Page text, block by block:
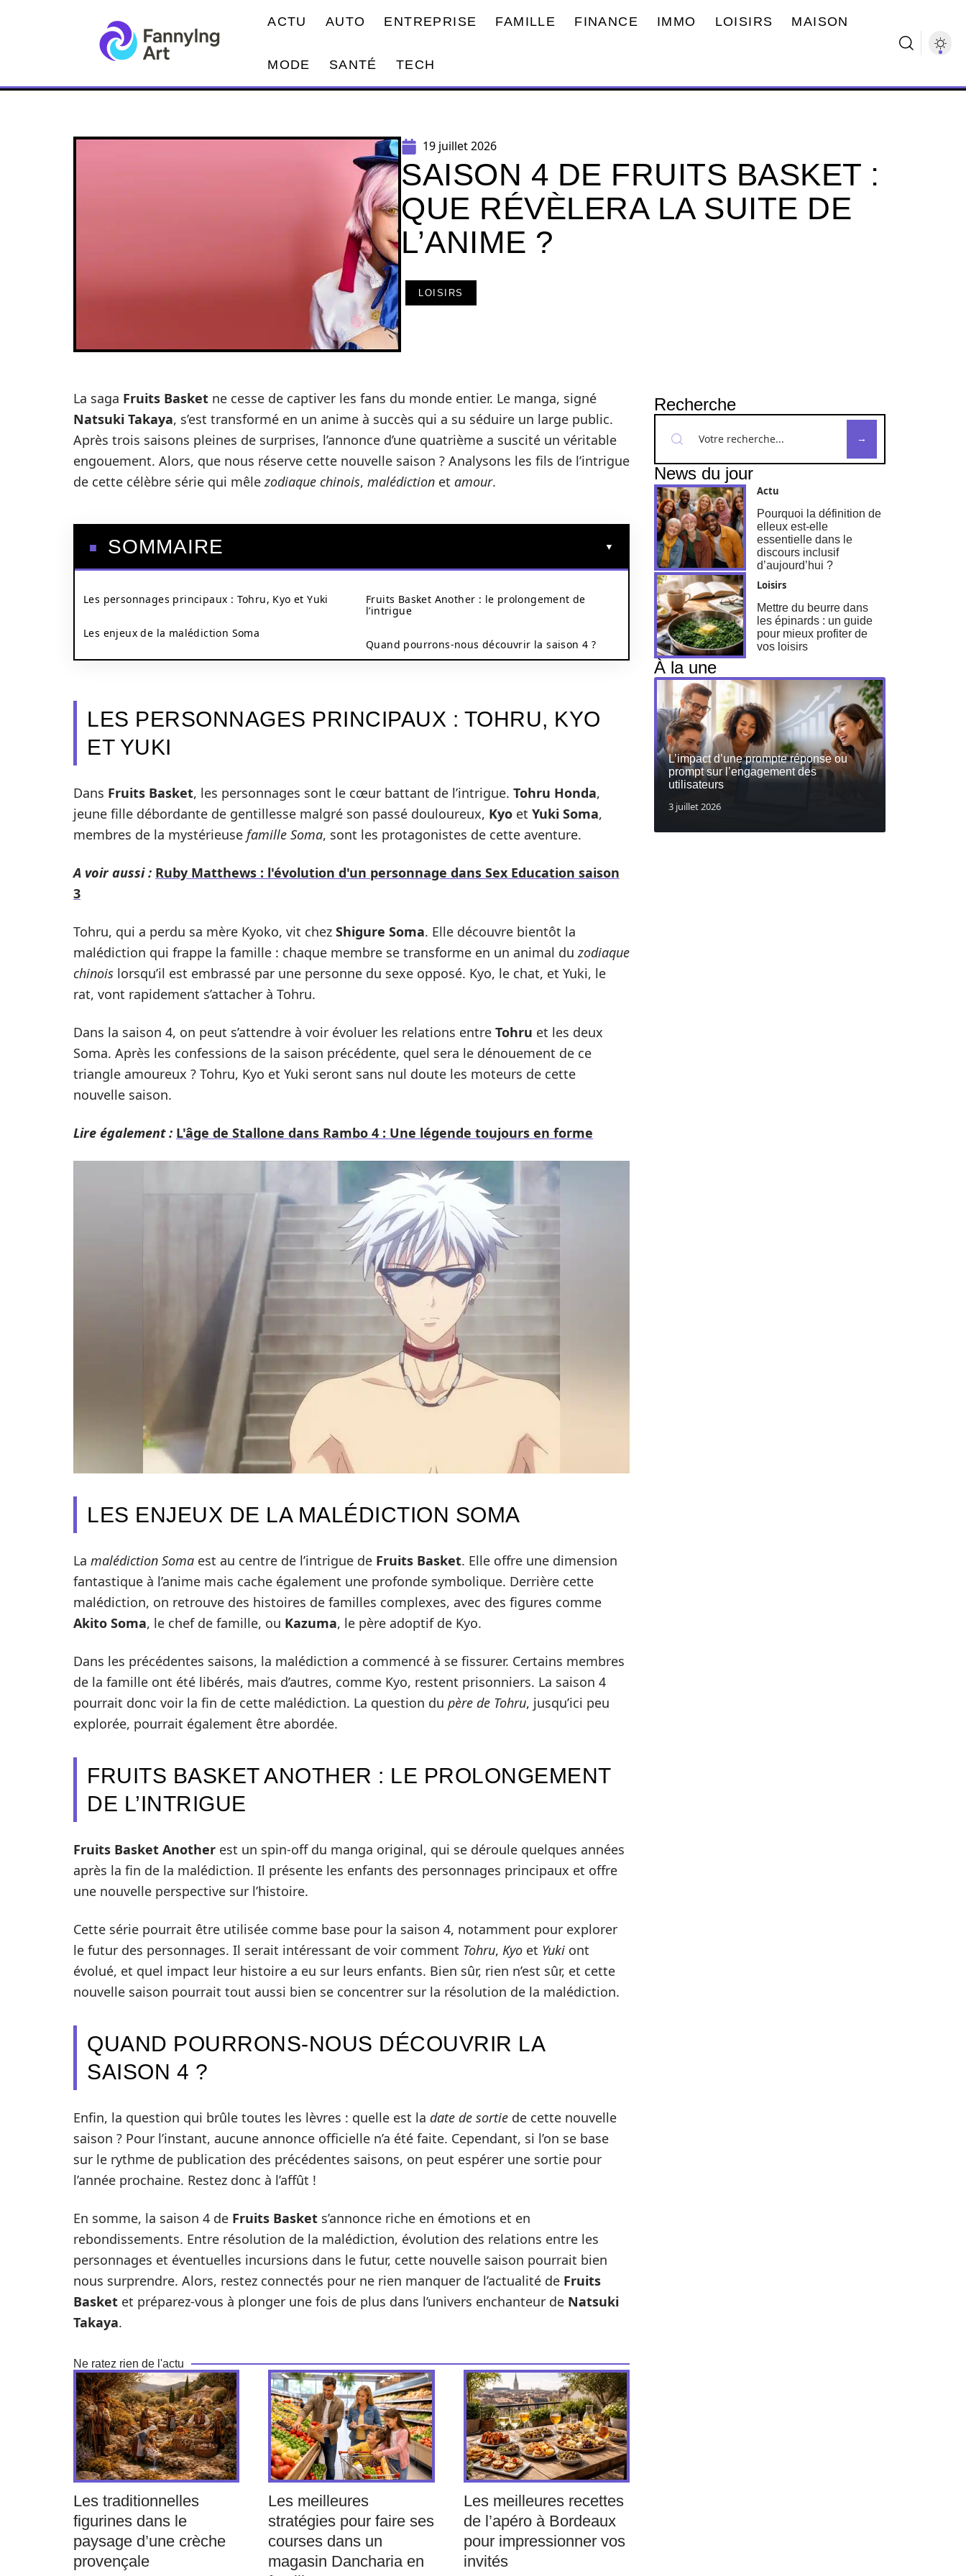
ACTU AUTO ENTREPRISE FAMILLE FINANCE IMMO LOISIRS MAISON
MODE SANTÉ TECH
19 juillet 2026
SAISON 4 DE FRUITS BASKET :
QUE RÉVÈLERA LA SUITE DE
L’ANIME ?
LOISIRS
La saga Fruits Basket ne cesse de captiver les fans du monde entier. Le manga, signé
Natsuki Takaya, s’est transformé en un anime à succès qui a su séduire un large public.
Après trois saisons pleines de surprises, l’annonce d’une quatrième a suscité un véritable
engouement. Alors, que nous réserve cette nouvelle saison ? Analysons les fils de l’intrigue
de cette célèbre série qui mêlezodiaque chinois, malédiction et amour.
SOMMAIRE
Les personnages principaux : Tohru, Kyo et Yuki
Les enjeux de la malédiction Soma
Fruits Basket Another : le prolongement de
l’intrigue
Quand pourrons-nous découvrir la saison 4 ?
LES PERSONNAGES PRINCIPAUX : TOHRU, KYO
ET YUKI
Dans Fruits Basket, les personnages sont le cœur battant de l’intrigue. Tohru Honda,
jeune fille débordante de gentillesse malgré son passé douloureux, Kyo et Yuki Soma,
membres de la mystérieuse famille Soma, sont les protagonistes de cette aventure.
A voir aussi : Ruby Matthews : l'évolution d'un personnage dans Sex Education saison
3
Tohru, qui a perdu sa mère Kyoko, vit chez Shigure Soma. Elle découvre bientôt la
malédiction qui frappe la famille : chaque membre se transforme en un animal duzodiaque
chinois lorsqu’il est embrassé par une personne du sexe opposé. Kyo, le chat, et Yuki, le
rat, vont rapidement s’attacher à Tohru.
Dans la saison 4, on peut s’attendre à voir évoluer les relations entre Tohru et les deux
Soma. Après les confessions de la saison précédente, quel sera le dénouement de ce
triangle amoureux ? Tohru, Kyo et Yuki seront sans nul doute les moteurs de cette
nouvelle saison.
Lire également : L'âge de Stallone dans Rambo 4 : Une légende toujours en forme
LES ENJEUX DE LA MALÉDICTION SOMA
La malédiction Soma est au centre de l’intrigue de Fruits Basket. Elle offre une dimension
fantastique à l’anime mais cache également une profonde symbolique. Derrière cette
malédiction, on retrouve des histoires de familles complexes, avec des figures comme
Akito Soma, le chef de famille, ou Kazuma, le père adoptif de Kyo.
Dans les précédentes saisons, la malédiction a commencé à se fissurer. Certains membres
de la famille ont été libérés, mais d’autres, comme Kyo, restent prisonniers. La saison 4
pourrait donc voir la fin de cette malédiction. La question du père de Tohru, jusqu’ici peu
explorée, pourrait également être abordée.
FRUITS BASKET ANOTHER : LE PROLONGEMENT
DE L’INTRIGUE
Fruits Basket Another est un spin-off du manga original, qui se déroule quelques années
après la fin de la malédiction. Il présente les enfants des personnages principaux et offre
une nouvelle perspective sur l’histoire.
Cette série pourrait être utilisée comme base pour la saison 4, notamment pour explorer
le futur des personnages. Il serait intéressant de voir comment Tohru, Kyo et Yuki ont
évolué, et quel impact leur histoire a eu sur leurs enfants. Bien sûr, rien n’est sûr, et cette
nouvelle saison pourrait tout aussi bien se concentrer sur la résolution de la malédiction.
QUAND POURRONS-NOUS DÉCOUVRIR LA
SAISON 4 ?
Enfin, la question qui brûle toutes les lèvres : quelle est la date de sortie de cette nouvelle
saison ? Pour l’instant, aucune annonce officielle n’a été faite. Cependant, si l’on se base
sur le rythme de publication des précédentes saisons, on peut espérer une sortie pour
l’année prochaine. Restez donc à l’affût !
En somme, la saison 4 de Fruits Basket s’annonce riche en émotions et en
rebondissements. Entre résolution de la malédiction, évolution des relations entre les
personnages et éventuelles incursions dans le futur, cette nouvelle saison pourrait bien
nous surprendre. Alors, restez connectés pour ne rien manquer de l’actualité de Fruits
Basket et préparez-vous à plonger une fois de plus dans l’univers enchanteur de Natsuki
Takaya.
Ne ratez rien de l'actu
Les traditionnelles
figurines dans le
paysage d’une crèche
provençale
Les meilleures
stratégies pour faire ses
courses dans un
magasin Dancharia en
Les meilleures recettes
de l’apéro à Bordeaux
pour impressionner vos
invités
Recherche
News du jour
Actu
Pourquoi la définition de
elleux est-elle
essentielle dans le
discours inclusif
d’aujourd’hui ?
Loisirs
Mettre du beurre dans
les épinards : un guide
pour mieux profiter de
vos loisirs
À la une
L’impact d’une prompte réponse ou
prompt sur l’engagement des
utilisateurs
3 juillet 2026